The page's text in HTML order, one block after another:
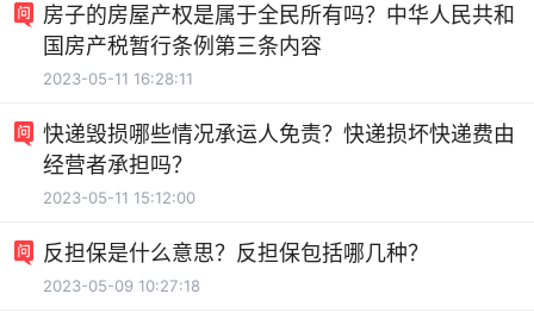
房子的房屋产权是属于全民所有吗？中华人民共和
国房产税暂行条例第三条内容
2023-05-11 16:28:11
快递毁损哪些情况承运人免责？快递损坏快递费由
经营者承担吗？
2023-05-11 15:12:00
反担保是什么意思？反担保包括哪几种？
2023-05-09 10:27:18